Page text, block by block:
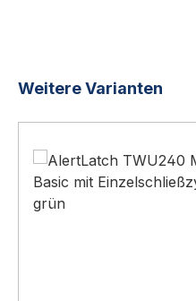
Produktgalerie
Weitere Varianten